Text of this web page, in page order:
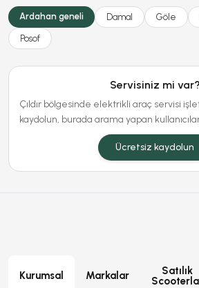
Ardahan geneli Damal Göle
Posof
Servisiniz mi var?
Çıldır bölgesinde elektrikli araç servisi
kaydolun, burada arama yapan
Ücretsiz kaydolun
Kurumsal Markalar
Satılık